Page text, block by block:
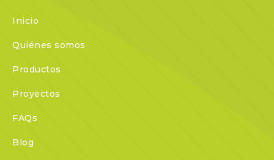
Inicio
Quiénes somos
Productos
Proyectos
FAQs
Blog